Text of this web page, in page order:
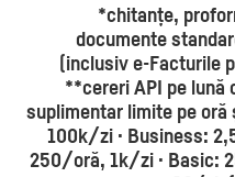
*chitanțe,
documente
(inclusiv e-Facturile
**cereri API pe lună
suplimentar limite pe
100k/zi · Business:
250/oră, 1k/zi · Basic: